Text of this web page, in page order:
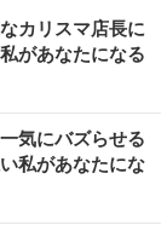
カリスマ店長に
があなたになる
気にバズらせる
私があなたにな